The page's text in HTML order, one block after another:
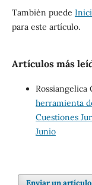
También puede
para este artículo.
Artículos más
Rossiangelica
herramienta
Cuestiones
Junio